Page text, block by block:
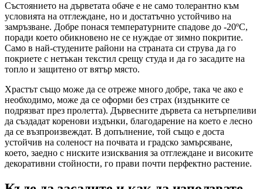
Състоянието на дърветата обаче е не само толерантно към
условията на отглеждане, но и достатъчно устойчиво на
замръзване. Добре понася температурните спадове до -20ºC,
поради което обикновено не се нуждае от зимно покритие.
Само в най-студените райони на страната си струва да го
покриете с нетъкан текстил срещу студа и да го засадите на
топло и защитено от вятър място.
Храстът също може да се отреже много добре, така че ако е
необходимо, може да се оформи без страх (издънките се
подрязват през пролетта). Дървесните дървета са нетърпеливи
да създадат коренови издънки, благодарение на което е лесно
да се възпроизвеждат. В допълнение, той също е доста
устойчив на соленост на почвата и градско замърсяване,
което, заедно с ниските изисквания за отглеждане и високите
декоративни стойности, го прави почти перфектно растение.